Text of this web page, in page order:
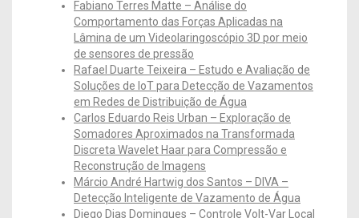
Fabiano Terres Matte – Análise do
Comportamento das Forças Aplicadas na
Lâmina de um Videolaringoscópio 3D por meio
de sensores de pressão
Rafael Duarte Teixeira – Estudo e Avaliação de
Soluções de IoT para Detecção de Vazamentos
em Redes de Distribuição de Água
Carlos Eduardo Reis Urban – Exploração de
Somadores Aproximados na Transformada
Discreta Wavelet Haar para Compressão e
Reconstrução de Imagens
Márcio André Hartwig dos Santos – DIVA –
Detecção Inteligente de Vazamento de Água
Diego Dias Domingues – Controle Volt-Var Local